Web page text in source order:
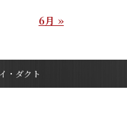
6月 »
・ダクト